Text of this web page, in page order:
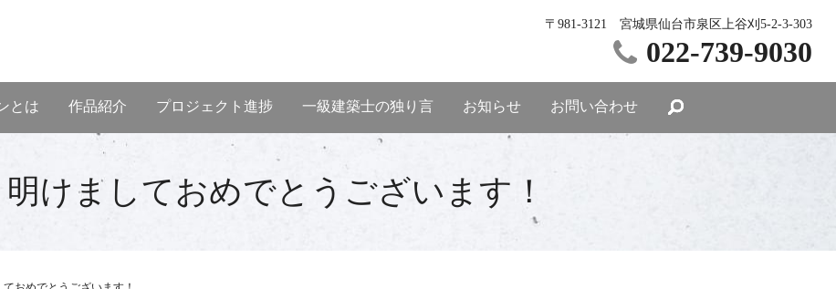
〒981-3121 宮城県仙台市泉区上谷刈5-2-3-303
022-739-9030
とは 作品紹介 プロジェクト進捗 一級建築士の独り言 お知らせ お問い合わせ
明けましておめでとうございます！